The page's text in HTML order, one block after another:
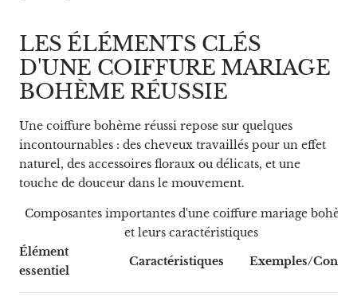
LES ÉLÉMENTS CLÉS
D'UNE COIFFURE MARIAGE
BOHÈME RÉUSSIE
Une coiffure bohème réussi repose sur quelques
incontournables : des cheveux travaillés pour un effet
naturel, des accessoires floraux ou délicats, et une
touche de douceur dans le mouvement.
Composantes importantes d'une coiffure mariage bohème
et leurs caractéristiques
Élément
essentiel
Caractéristiques Exemples/